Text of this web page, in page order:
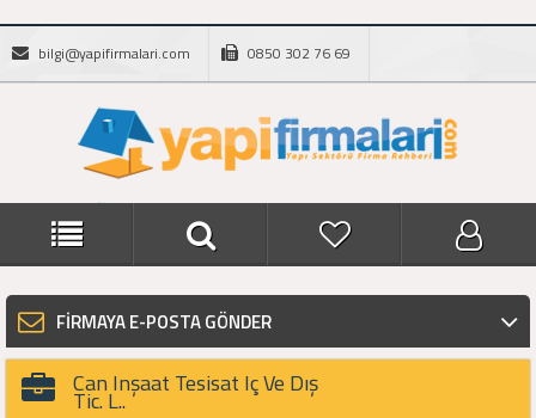
bilgi@yapifirmalari.com 0850 302 76 69
FİRMAYA E-POSTA GÖNDER
Can Inşaat Tesisat Iç Ve Dış
Tic. L..